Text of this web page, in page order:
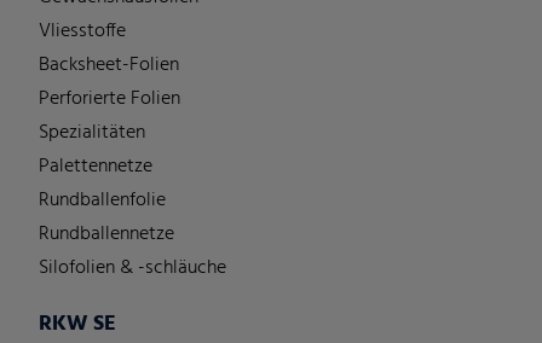
Vliesstoffe
Backsheet-Folien
Perforierte Folien
Spezialitäten
Palettennetze
Rundballenfolie
Rundballennetze
Silofolien & -schläuche
RKW SE